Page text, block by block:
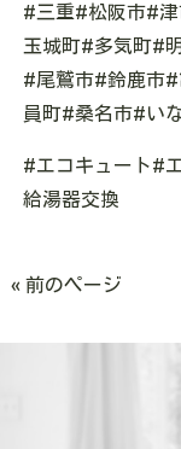
#三重#松阪市#
玉城町#多気町#
#尾鷲市#鈴鹿市
員町#桑名市#い
#エコキュート#
給湯器交換
« 前のページ